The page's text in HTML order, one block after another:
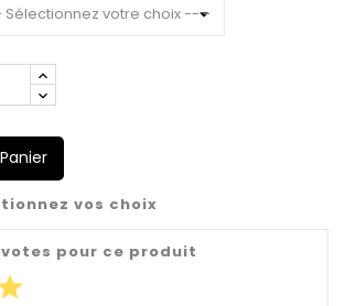
vos choix
votes pour ce produit